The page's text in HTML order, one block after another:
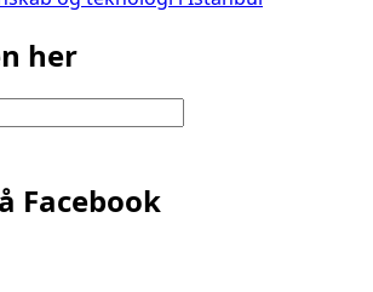
her
Facebook